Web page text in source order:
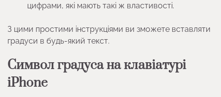
цифрами, які мають такі ж властивості.
З цими простими інструкціями ви зможете вставляти
градуси в будь-який текст.
Символ градуса на клавіатурі
iPhone